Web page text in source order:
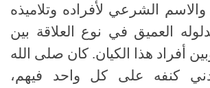
والاسم الشرعي لأفراده وتلاميذه
العميق في نوع العلاقة بين
أفراد هذا الكيان. كان صلى الله
كنفه على كل واحد فيهم،